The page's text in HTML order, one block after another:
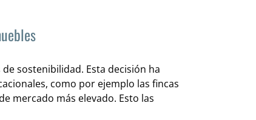
sostenibilidad. Esta decisión ha
como por ejemplo las fincas
mercado más elevado. Esto las